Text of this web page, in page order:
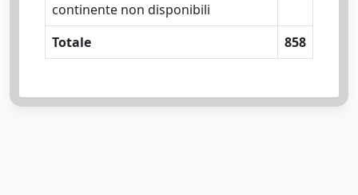
continente non disponibili
Totale 858